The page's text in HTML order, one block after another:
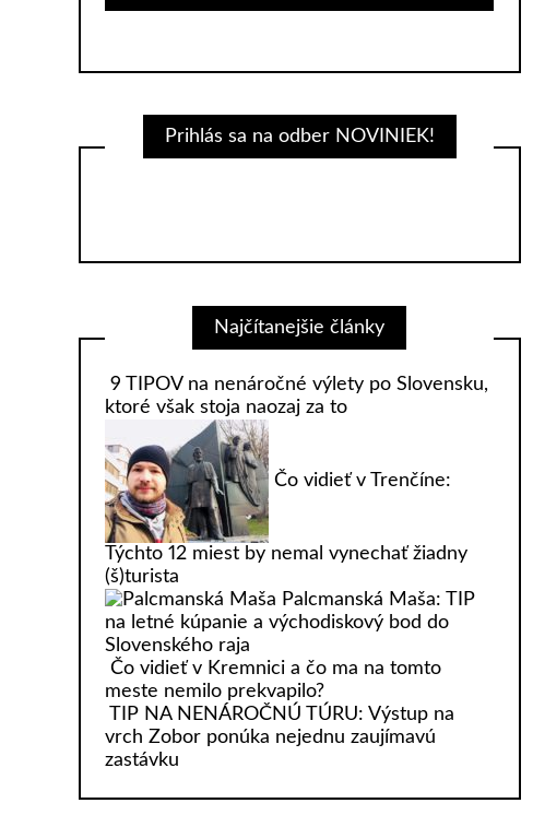
Prihlás sa na odber NOVINIEK!
Najčítanejšie články
9 TIPOV na nenáročné výlety po Slovensku,
ktoré však stoja naozaj za to
Čo vidieť v Trenčíne:
Týchto 12 miest by nemal vynechať žiadny
(š)turista
Palcmanská Maša: TIP
na letné kúpanie a východiskový bod do
Slovenského raja
Čo vidieť v Kremnici a čo ma na tomto
meste nemilo prekvapilo?
TIP NA NENÁROČNÚ TÚRU: Výstup na
vrch Zobor ponúka nejednu zaujímavú
zastávku